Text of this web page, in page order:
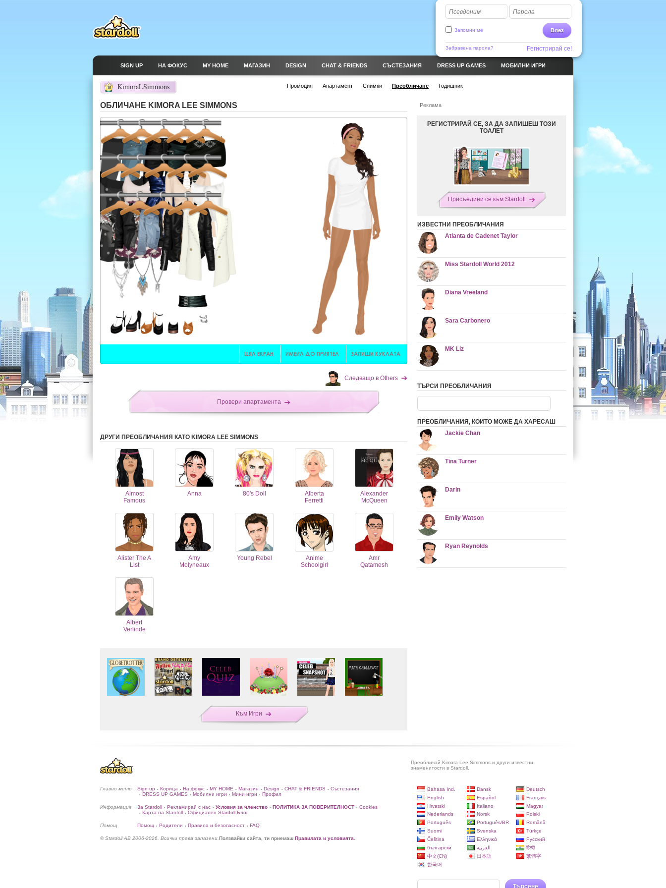
Псевдоним Парола
Влез
Запомни ме
Забравена парола? Регистрирай се!
SIGN UP НА ФОКУС MY HOME МАГАЗИН DESIGN CHAT & FRIENDS СЪСТЕЗАНИЯ DRESS UP GAMES МОБИЛНИ ИГРИ
KimoraLSimmons
18 Промоция Апартамент Снимки Преобличане Годишник
ОБЛИЧАНЕ KIMORA LEE SIMMONS
Следващо в Others
Провери апартамента
ДРУГИ ПРЕОБЛИЧАНИЯ КАТО KIMORA LEE SIMMONS
Almost
Famous
Anna 80's Doll
Alberta
Ferretti
Alexander
McQueen
Alister The A
List
Amy
Molyneaux
Young Rebel
Anime
Schoolgirl
Amr
Qatamesh
Albert
Verlinde
Към Игри
Реклама
РЕГИСТРИРАЙ СЕ, ЗА ДА ЗАПИШЕШ ТОЗИ
ТОАЛЕТ
Присъедини се към Stardoll
ИЗВЕСТНИ ПРЕОБЛИЧАНИЯ
Atlanta de Cadenet Taylor
Miss Stardoll World 2012
Diana Vreeland
Sara Carbonero
MK Liz
ТЪРСИ ПРЕОБЛИЧАНИЯ
ПРЕОБЛИЧАНИЯ, КОИТО МОЖЕ ДА ХАРЕСАШ
Jackie Chan
Tina Turner
Darin
Emily Watson
Ryan Reynolds
Преобличай Kimora Lee Simmons и други известни
знаменитости в Stardoll.
Главно меню Sign up • Корица • На фокус • MY HOME • Магазин • Design • CHAT & FRIENDS • Състезания
• DRESS UP GAMES • Мобилни игри • Мини игри • Профил
Информация За Stardoll • Рекламирай с нас • Условия за членство • ПОЛИТИКА ЗА ПОВЕРИТЕЛНОСТ • Cookies
• Карта на Stardoll • Официален Stardoll Блог
Помощ Помощ • Родители • Правила и безопасност • FAQ
© Stardoll AB 2006-2026. Всички права запазени. Ползвайки сайта, ти приемаш Правилата и условията
Bahasa Ind. Dansk
Deutsch
English
Español
Français
Hrvatski
Italiano
Magyar
Nederlands
Norsk
Polski
Português
Português/BR
Română
Suomi
Svenska
Türkçe
Čeština
Ελληνικά
Русский
български
العربية
हिन्दी
中文(CN)
日本語
繁體字
한국어
Търсене